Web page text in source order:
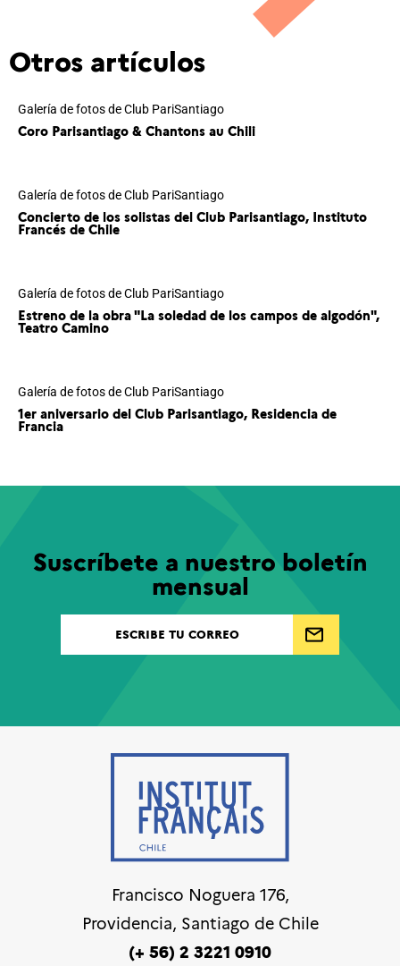
Otros artículos
Galería de fotos de Club PariSantiago
Coro Parisantiago & Chantons au Chili
Galería de fotos de Club PariSantiago
Concierto de los solistas del Club Parisantiago, Instituto
Francés de Chile
Galería de fotos de Club PariSantiago
Estreno de la obra "La soledad de los campos de algodón",
Teatro Camino
Galería de fotos de Club PariSantiago
1er aniversario del Club Parisantiago, Residencia de
Francia
Suscríbete a nuestro boletín
mensual
Francisco Noguera 176,
Providencia, Santiago de Chile
(+ 56) 2 3221 0910